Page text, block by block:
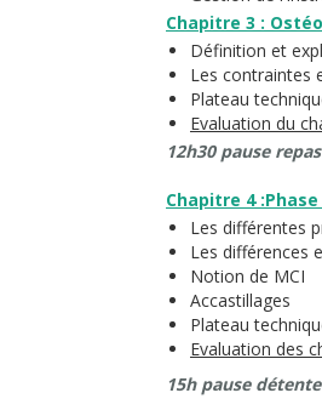
Chapitre 3 :
Définition et
Les contraintes
Plateau
Evaluation du
12h30 pause
Chapitre 4
Les différentes
Les différences
Notion de MCI
Accastillages
Plateau
Evaluation des
15h pause